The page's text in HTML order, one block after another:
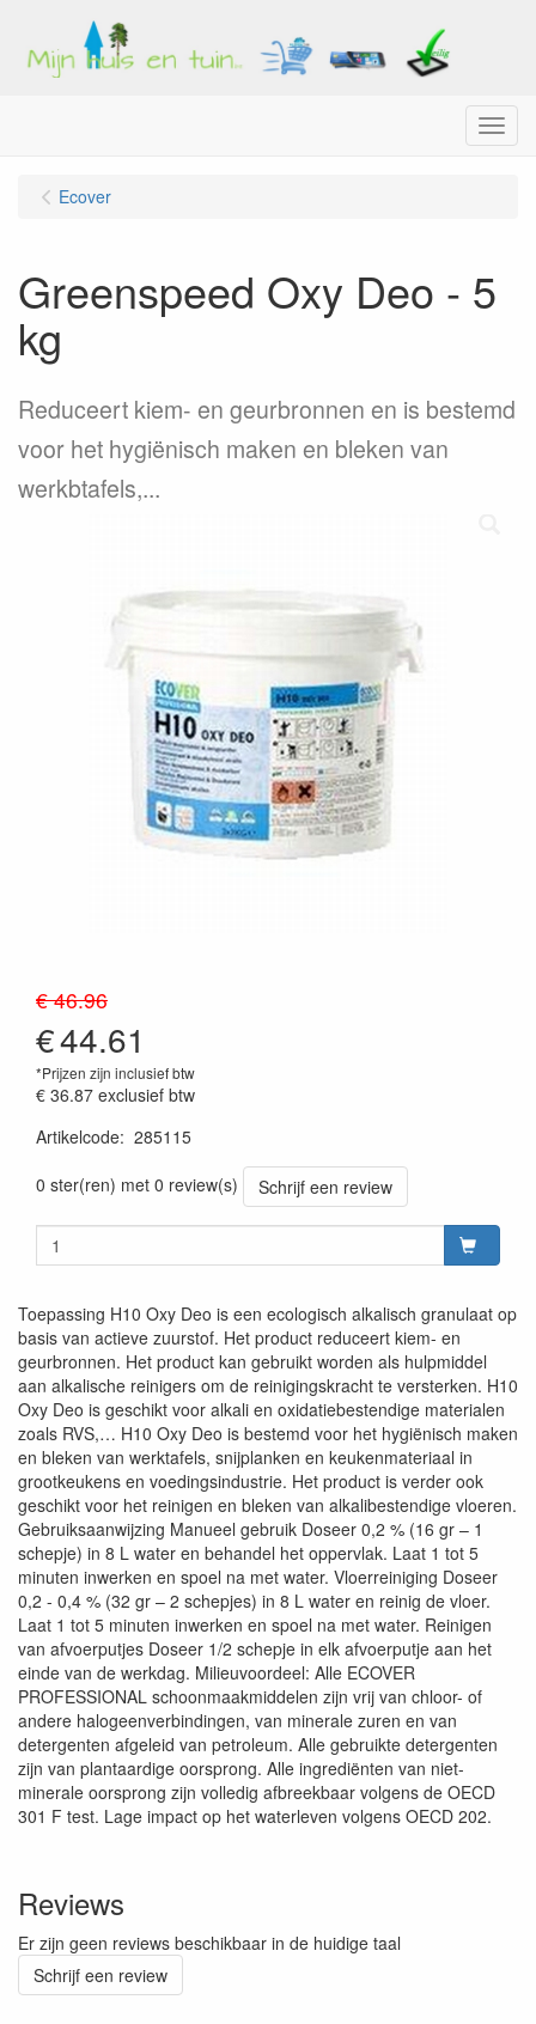
Menu
Ecover
Greenspeed Oxy Deo - 5
kg
Reduceert kiem- en geurbronnen en is bestemd
voor het hygiënisch maken en bleken van
werkbtafels,...
€ 46.96
€44.61
*Prijzen zijn inclusief btw
€ 36.87 exclusief btw
Artikelcode: 285115
0 ster(ren) met 0 review(s)
Schrijf een review
Toepassing H10 Oxy Deo is een ecologisch alkalisch granulaat op
basis van actieve zuurstof. Het product reduceert kiem- en
geurbronnen. Het product kan gebruikt worden als hulpmiddel
aan alkalische reinigers om de reinigingskracht te versterken. H10
Oxy Deo is geschikt voor alkali en oxidatiebestendige materialen
zoals RVS,… H10 Oxy Deo is bestemd voor het hygiënisch maken
en bleken van werktafels, snijplanken en keukenmateriaal in
grootkeukens en voedingsindustrie. Het product is verder ook
geschikt voor het reinigen en bleken van alkalibestendige vloeren.
Gebruiksaanwijzing Manueel gebruik Doseer 0,2 % (16 gr – 1
schepje) in 8 L water en behandel het oppervlak. Laat 1 tot 5
minuten inwerken en spoel na met water. Vloerreiniging Doseer
0,2 - 0,4 % (32 gr – 2 schepjes) in 8 L water en reinig de vloer.
Laat 1 tot 5 minuten inwerken en spoel na met water. Reinigen
van afvoerputjes Doseer 1/2 schepje in elk afvoerputje aan het
einde van de werkdag. Milieuvoordeel: Alle ECOVER
PROFESSIONAL schoonmaakmiddelen zijn vrij van chloor- of
andere halogeenverbindingen, van minerale zuren en van
detergenten afgeleid van petroleum. Alle gebruikte detergenten
zijn van plantaardige oorsprong. Alle ingrediënten van niet-
minerale oorsprong zijn volledig afbreekbaar volgens de OECD
301 F test. Lage impact op het waterleven volgens OECD 202.
Reviews
Er zijn geen reviews beschikbaar in de huidige taal
Schrijf een review